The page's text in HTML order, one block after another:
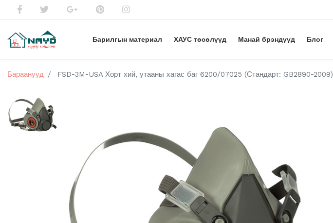
Барилгын материал ХАУС төсөлүүд Манай брэндүүд Блог
Бараанууд FSD-3M-USA Хорт хий, утааны хагас баг 6200/07025 (Стандарт: GB2890-2009)